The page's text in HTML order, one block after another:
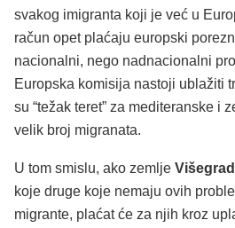
svakog imigranta koji je već u
račun opet plaćaju europski
nacionalni, nego nadnacionalni
Europska komisija nastoji ublažiti
su “težak teret” za mediteranske i
velik broj migranata.
U tom smislu, ako zemlje
koje druge koje nemaju ovih
migrante, plaćat će za njih kroz